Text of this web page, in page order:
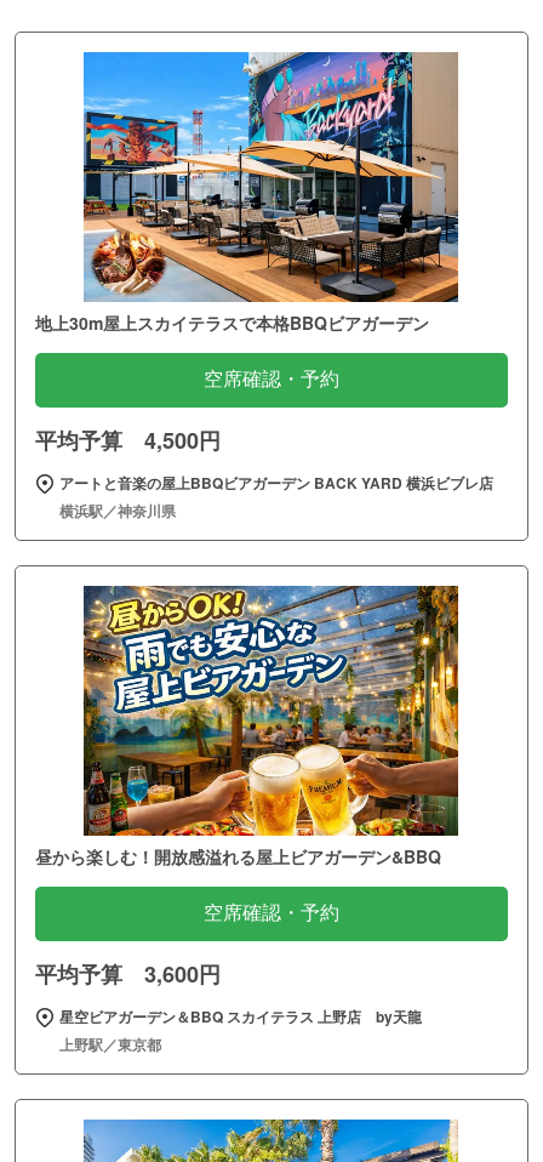
地上30m屋上スカイテラスで本格BBQビアガーデン
空席確認・予約
平均予算 4,500円
アートと音楽の屋上BBQビアガーデン BACK YARD 横浜ビブレ店
横浜駅／神奈川県
昼から楽しむ！開放感溢れる屋上ビアガーデン&BBQ
空席確認・予約
平均予算 3,600円
星空ビアガーデン＆BBQ スカイテラス 上野店 by天龍
上野駅／東京都